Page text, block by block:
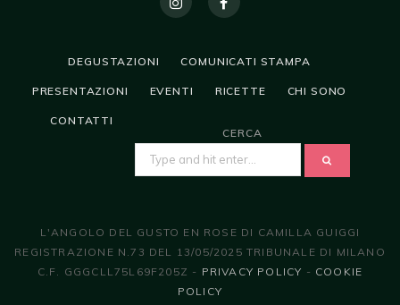
DEGUSTAZIONI COMUNICATI STAMPA
PRESENTAZIONI EVENTI RICETTE CHI SONO
CONTATTI
CERCA
L'ANGOLO DEL GUSTO EN ROSE DI CAMILLA GUIGGI
REGISTRAZIONE N.73 DEL 13/05/2025 TRIBUNALE DI MILANO
C.F. GGGCLL75L69F205Z - PRIVACY POLICY - COOKIE
POLICY